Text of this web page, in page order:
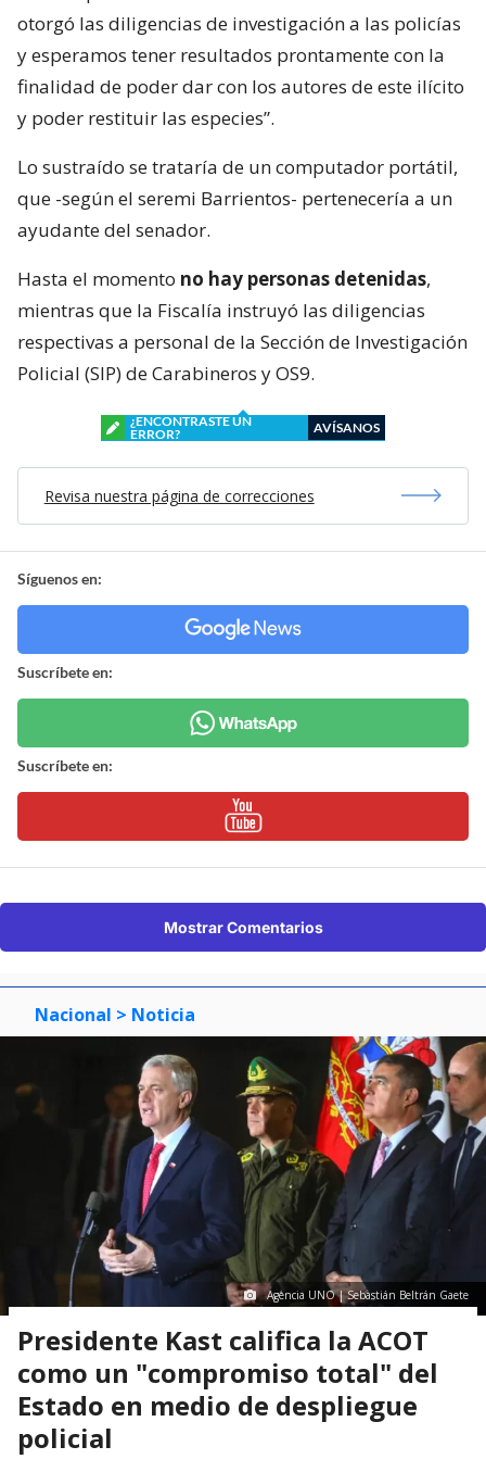
otorgó las diligencias de investigación a las policías
y esperamos tener resultados prontamente con la
finalidad de poder dar con los autores de este ilícito
y poder restituir las especies”.
Lo sustraído se trataría de un computador portátil,
que -según el seremi Barrientos- pertenecería a un
ayudante del senador.
Hasta el momento no hay personas detenidas,
mientras que la Fiscalía instruyó las diligencias
respectivas a personal de la Sección de Investigación
Policial (SIP) de Carabineros y OS9.
¿ENCONTRASTE UN
ERROR?
AVÍSANOS
Revisa nuestra página de correcciones
Síguenos en:
Suscríbete en:
Suscríbete en:
Mostrar Comentarios
Nacional > Noticia
Agencia UNO | Sebastián Beltrán Gaete
Presidente Kast califica la ACOT
como un "compromiso total" del
Estado en medio de despliegue
policial